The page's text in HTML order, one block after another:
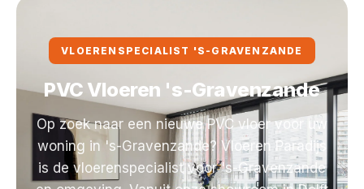
VLOERENSPECIALIST 'S-GRAVENZANDE
PVC Vloeren 's-Gravenzande
Op zoek naar een nieuwe PVC vloer voor uw
woning in 's-Gravenzande? Vloeren Paradijs
is de vloerenspecialist voor 's-Gravenzande